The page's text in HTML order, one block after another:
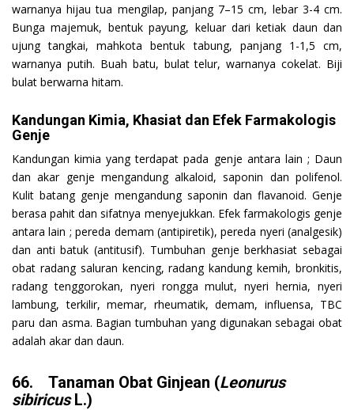
warnanya hijau tua mengilap, panjang 7–15 cm, lebar 3-4 cm.
Bunga majemuk, bentuk payung, keluar dari ketiak daun dan
ujung tangkai, mahkota bentuk tabung, panjang 1-1,5 cm,
warnanya putih. Buah batu, bulat telur, warnanya cokelat. Biji
bulat berwarna hitam.
Kandungan Kimia, Khasiat dan Efek Farmakologis
Genje
Kandungan kimia yang terdapat pada genje antara lain ; Daun
dan akar genje mengandung alkaloid, saponin dan polifenol.
Kulit batang genje mengandung saponin dan flavanoid. Genje
berasa pahit dan sifatnya menyejukkan. Efek farmakologis genje
antara lain ; pereda demam (antipiretik), pereda nyeri (analgesik)
dan anti batuk (antitusif). Tumbuhan genje berkhasiat sebagai
obat radang saluran kencing, radang kandung kemih, bronkitis,
radang tenggorokan, nyeri rongga mulut, nyeri hernia, nyeri
lambung, terkilir, memar, rheumatik, demam, influensa, TBC
paru dan asma. Bagian tumbuhan yang digunakan sebagai obat
adalah akar dan daun.
66. Tanaman Obat Ginjean (Leonurus
sibiricusL.)